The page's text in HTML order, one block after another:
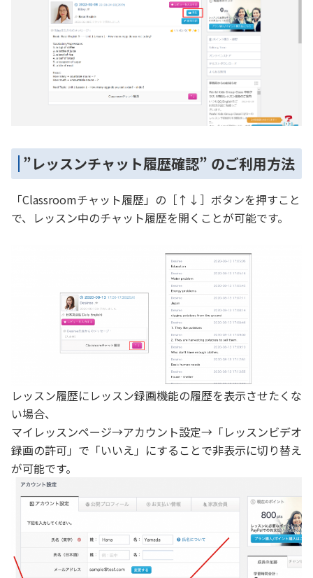
”レッスンチャット履歴確認” のご利用方法
「Classroomチャット履歴」の［↑↓］ボタンを押すこと
で、レッスン中のチャット履歴を開くことが可能です。
レッスン履歴にレッスン録画機能の履歴を表示させたくな
い場合、
マイレッスンページ→アカウント設定→「レッスンビデオ
録画の許可」で「いいえ」にすることで非表示に切り替え
が可能です。